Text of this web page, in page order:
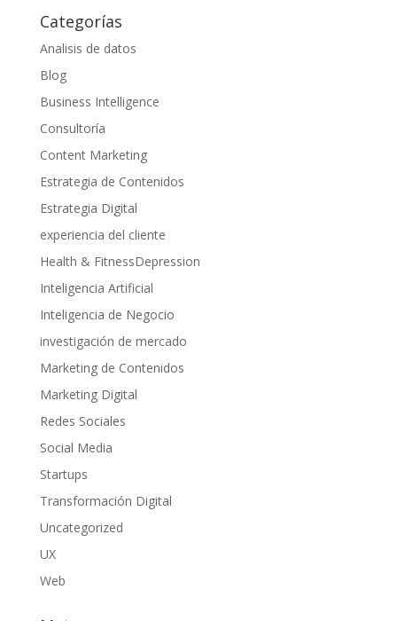
Categorías
Analisis de datos
Blog
Business Intelligence
Consultoría
Content Marketing
Estrategia de Contenidos
Estrategia Digital
experiencia del cliente
Health & FitnessDepression
Inteligencia Artificial
Inteligencia de Negocio
investigación de mercado
Marketing de Contenidos
Marketing Digital
Redes Sociales
Social Media
Startups
Transformación Digital
Uncategorized
UX
Web